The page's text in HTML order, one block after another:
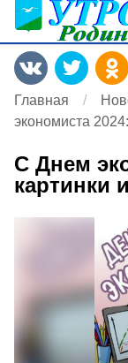
Главная
экономиста
С Днем
картинки